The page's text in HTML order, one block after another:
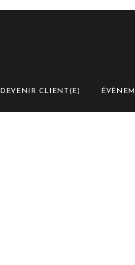
DEVENIR CLIENT(E)